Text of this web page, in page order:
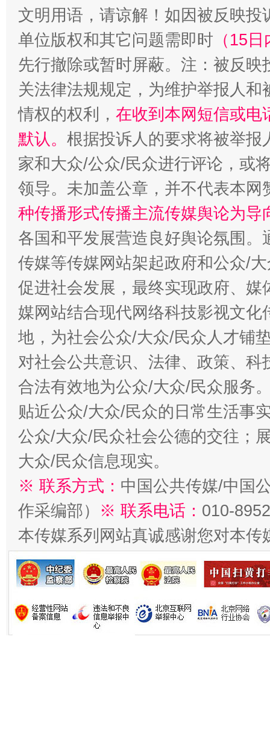
文明用语，请谅解！如因被反映
单位版权和其它问题需即时 （15
先行撤除或暂时屏蔽。注：被反
关法律法规规定，为维护举报人
情权的权利， 在收到本网短信或电
默认。 根据投诉人的要求将被举
家和大众/公众/民众进行评论，或
领导。未加盖公章，并不代表本
种传播形式传播主流传媒舆论为导
各国和平发展营造良好舆论氛围
传媒等传媒网站架起政府和公众/
促进社会发展，最终实现政府、
媒网站结合现代网络科技影视文
地，为社会公众/大众/民众人才铺
对社会公共意识、法律、政策、
合法有效地为公众/大众/民众服务
贴近公众/大众/民众的日常生活事
公众/大众/民众社会公德的交往；
大众/民众信息现实。
※ 联系方式： 中国公共传媒/中国
作采编部） ※ 联系电话： 010-
本传媒系列网站真诚感谢您对本